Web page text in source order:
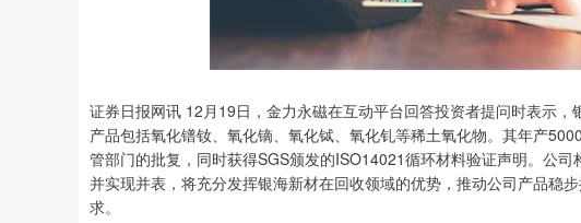
证券日报网讯 12月19日，金力永磁在互动平台回答投资者提问时表示
产品包括氧化镨钕、氧化镝、氧化铽、氧化钆等稀土氧化物。其年产
管部门的批复，同时获得SGS颁发的ISO14021循环材料验证声明。公
并实现并表，将充分发挥银海新材在回收领域的优势，推动公司产品稳
求。